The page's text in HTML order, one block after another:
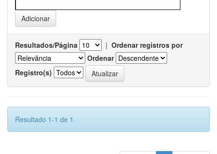
Resultados/Página | Ordenar registros por
Ordenar
Registro(s)
Resultado 1-1 de 1.